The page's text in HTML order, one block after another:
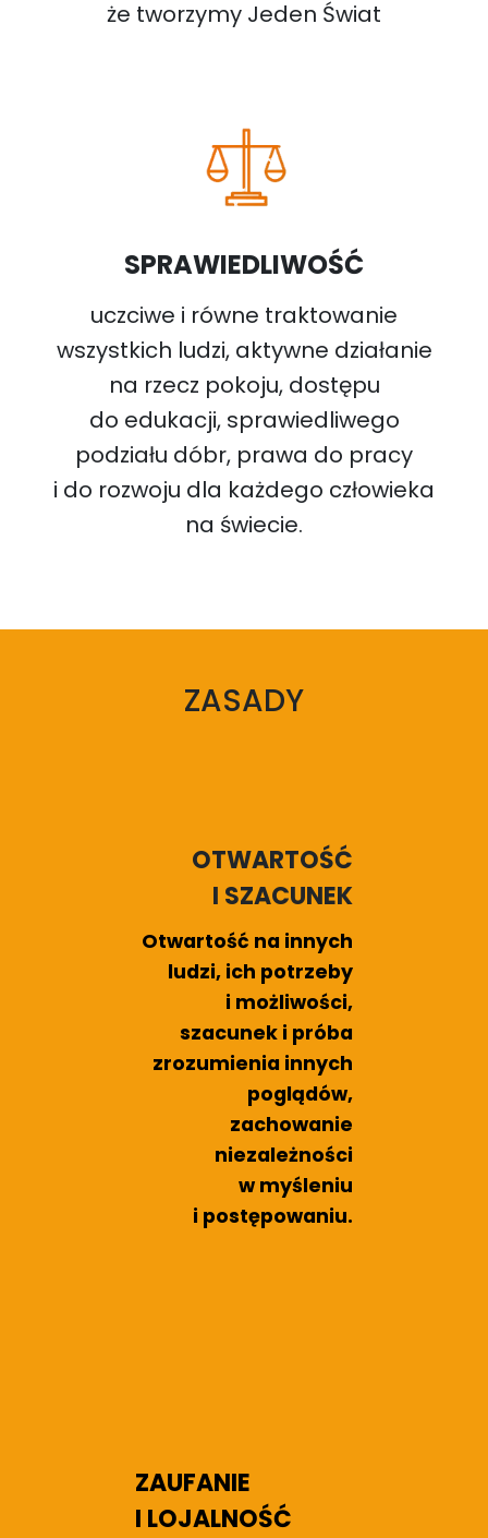
że tworzymy Jeden Świat
SPRAWIEDLIWOŚĆ
uczciwe i równe traktowanie
wszystkich ludzi, aktywne działanie
na rzecz pokoju, dostępu
do edukacji, sprawiedliwego
podziału dóbr, prawa do pracy
i do rozwoju dla każdego człowieka
na świecie.
ZASADY
OTWARTOŚĆ
I SZACUNEK
Otwartość na innych
ludzi, ich potrzeby
i możliwości,
szacunek i próba
zrozumienia innych
poglądów,
zachowanie
niezależności
w myśleniu
i postępowaniu.
ZAUFANIE
I LOJALNOŚĆ